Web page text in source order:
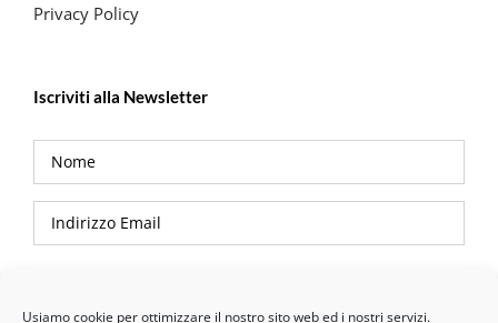
Usiamo cookie per ottimizzare il nostro sito web ed i nostri servizi.
Privacy Policy
Iscriviti alla Newsletter